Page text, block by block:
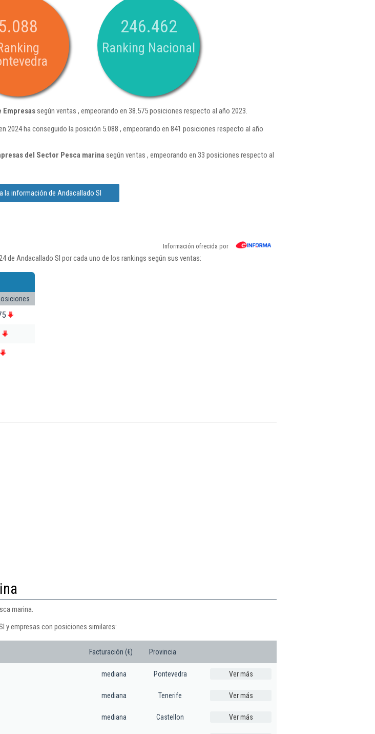
5.088 246.462
Ranking Nacional
Empresassegún ventas , empeorando en 38.575 posiciones respecto al año 2023.
2024 ha conseguido la posición 5.088 , empeorando en 841 posiciones respecto al año
del Sector Pesca marinasegún ventas , empeorando en 33 posiciones respecto al
la información de Andacallado Sl
Información ofrecida por
Andacallado Sl por cada uno de los rankings según sus ventas:
marina.
y empresas con posiciones similares:
Facturación (€) Provincia
mediana Pontevedra Ver más
mediana Tenerife Ver más
mediana Castellon Ver más